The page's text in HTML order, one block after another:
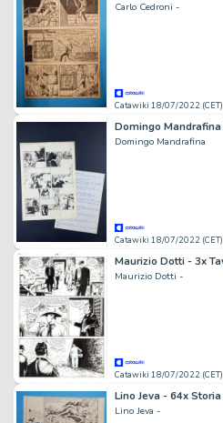
Carlo Cedroni -
Catawiki 18/07/2022 (CET)
Domingo Mandrafina
Catawiki 18/07/2022 (CET)
Maurizio Dotti -
Catawiki 18/07/2022 (CET)
Lino Jeva -